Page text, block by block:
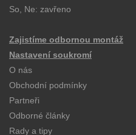
So, Ne: zavřeno
Zajistíme odbornou montáž
Nastavení soukromí
O nás
Obchodní podmínky
Partneři
Odborné články
Rady a tipy